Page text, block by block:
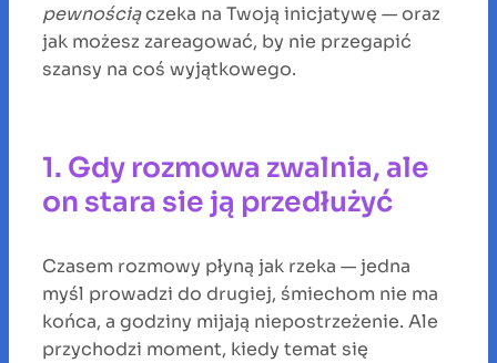
pewnościączeka na Twoją inicjatywę — oraz
jak możesz zareagować, by nie przegapić
szansy na coś wyjątkowego.
1. Gdy rozmowa zwalnia, ale
on stara sie ją przedłużyć
Czasem rozmowy płyną jak rzeka — jedna
myśl prowadzi do drugiej, śmiechom nie ma
końca, a godziny mijają niepostrzeżenie. Ale
przychodzi moment, kiedy temat się